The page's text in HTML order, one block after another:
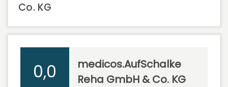
Co. KG
0,0
medicos.AufSchalke
Reha GmbH & Co. KG